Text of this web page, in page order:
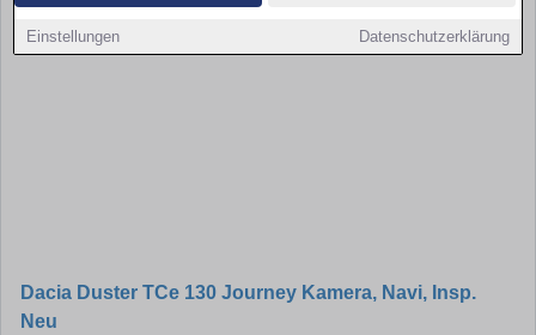
Einstellungen Datenschutzerklärung
Dacia Duster TCe 130 Journey Kamera, Navi, Insp.
Neu